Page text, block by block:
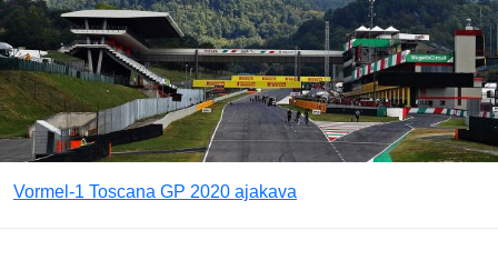
Vormel-1 Toscana GP 2020 ajakava